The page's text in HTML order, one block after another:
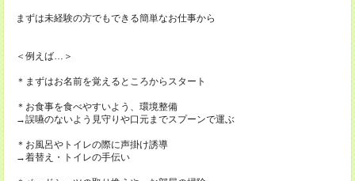
まずは未経験の方でもできる簡単なお仕事から
＜例えば…＞
＊まずはお名前を覚えるところからスタート
＊お食事を食べやすいよう、環境整備
→誤嚥のないよう見守りや口元までスプーンで運ぶ
＊お風呂やトイレの際に声掛け誘導
→着替え・トイレの手伝い